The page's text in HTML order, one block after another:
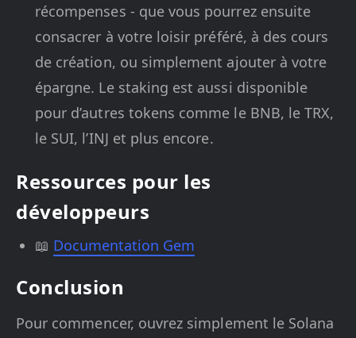
récompenses - que vous pourrez ensuite
consacrer à votre loisir préféré, à des cours
de création, ou simplement ajouter à votre
épargne. Le staking est aussi disponible
pour d’autres tokens comme le BNB, le TRX,
le SUI, l’INJ et plus encore.
Ressources pour les
développeurs
📖 Documentation Gem
Conclusion
Pour commencer, ouvrez simplement le Solana